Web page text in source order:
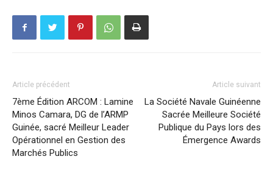
Article précédent
7ème Édition ARCOM : Lamine
Minos Camara, DG de l’ARMP
Guinée, sacré Meilleur Leader
Opérationnel en Gestion des
Marchés Publics
Article suivant
La Société Navale Guinéenne
Sacrée Meilleure Société
Publique du Pays lors des
Émergence Awards